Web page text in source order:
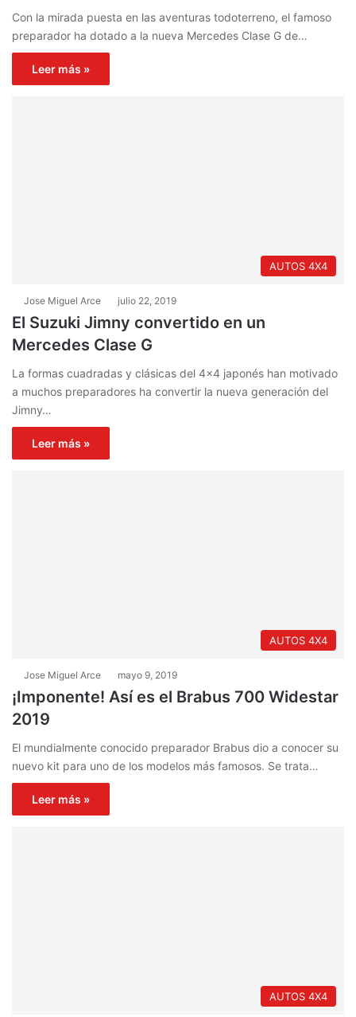
Con la mirada puesta en las aventuras todoterreno, el famoso
preparador ha dotado a la nueva Mercedes Clase G de…
Leer más »
AUTOS 4X4
Jose Miguel Arce julio 22, 2019
El Suzuki Jimny convertido en un
Mercedes Clase G
La formas cuadradas y clásicas del 4×4 japonés han motivado
a muchos preparadores ha convertir la nueva generación del
Jimny…
Leer más »
AUTOS 4X4
Jose Miguel Arce mayo 9, 2019
¡Imponente! Así es el Brabus 700 Widestar
2019
El mundialmente conocido preparador Brabus dio a conocer su
nuevo kit para uno de los modelos más famosos. Se trata…
Leer más »
AUTOS 4X4